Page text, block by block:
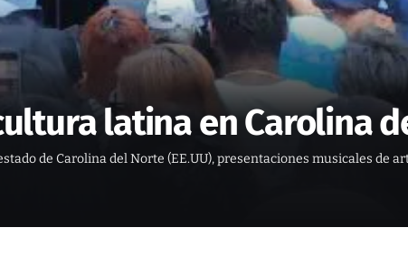
latina en Carolina
de Carolina del Norte (EE.UU), presentaciones musicales de